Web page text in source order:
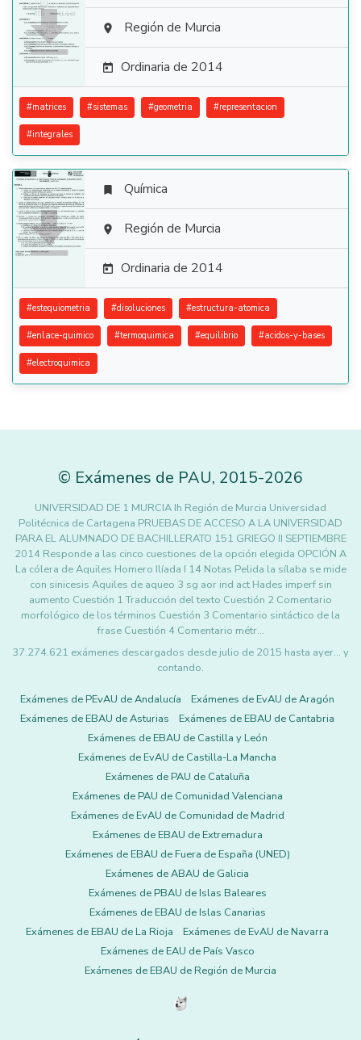
  Región de Murcia
 Ordinaria de 2014
#matrices #sistemas #geometria #representacion
#integrales

 Química
 Región de Murcia
 Ordinaria de 2014
#estequiometria #disoluciones #estructura-atomica
#enlace-quimico #termoquimica #equilibrio #acidos-y-bases
#electroquimica
© Exámenes de PAU, 2015-2026
UNIVERSIDAD DE 1 MURCIA Ih Región de Murcia Universidad
Politécnica de Cartagena PRUEBAS DE ACCESO A LA UNIVERSIDAD
PARA EL ALUMNADO DE BACHILLERATO 151 GRIEGO II SEPTIEMBRE
2014 Responde a las cinco cuestiones de la opción elegida OPCIÓN A
La cólera de Aquiles Homero Ilíada I 14 Notas Pelida la sílaba se mide
con sinicesis Aquiles de aqueo 3 sg aor ind act Hades imperf sin
aumento Cuestión 1 Traducción del texto Cuestión 2 Comentario
morfológico de los términos Cuestión 3 Comentario sintáctico de la
frase Cuestión 4 Comentario métr…
37.274.621 exámenes descargados desde julio de 2015 hasta ayer... y
contando.
Exámenes de PEvAU de Andalucía
Exámenes de EvAU de Aragón
Exámenes de EBAU de Asturias
Exámenes de EBAU de Cantabria
Exámenes de EBAU de Castilla y León
Exámenes de EvAU de Castilla-La Mancha
Exámenes de PAU de Cataluña
Exámenes de PAU de Comunidad Valenciana
Exámenes de EvAU de Comunidad de Madrid
Exámenes de EBAU de Extremadura
Exámenes de EBAU de Fuera de España (UNED)
Exámenes de ABAU de Galicia
Exámenes de PBAU de Islas Baleares
Exámenes de EBAU de Islas Canarias
Exámenes de EBAU de La Rioja
Exámenes de EvAU de Navarra
Exámenes de EAU de País Vasco
Exámenes de EBAU de Región de Murcia